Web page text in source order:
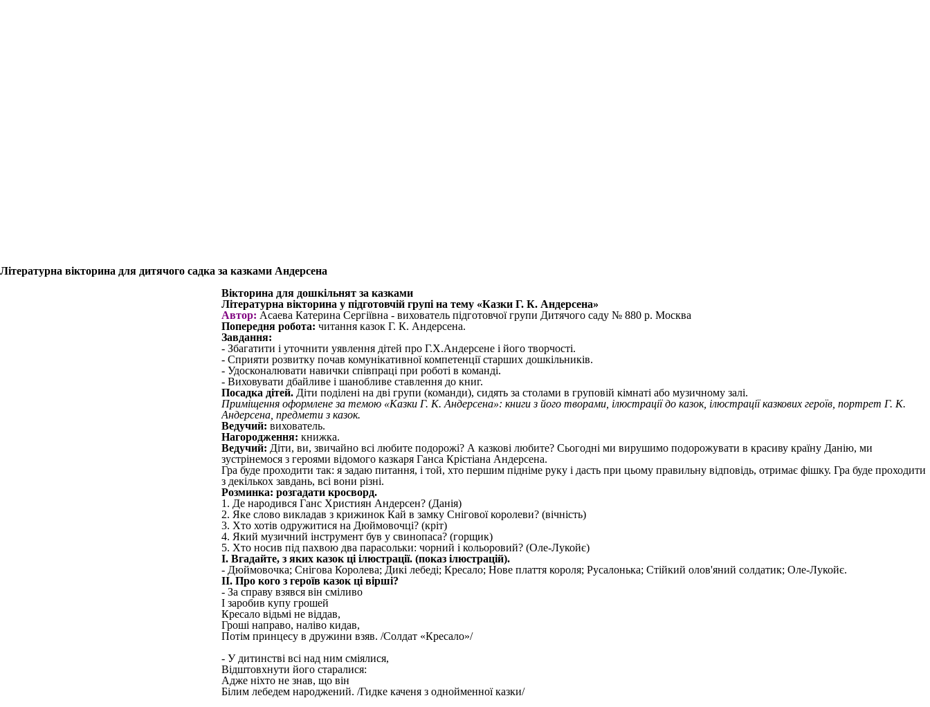
Літературна вікторина для дитячого садка за казками Андерсена
Вікторина для дошкільнят за казками
Літературна вікторина у підготовчій групі на тему «Казки Г. К. Андерсена»
Автор: Асаева Катерина Сергіївна - вихователь підготовчої групи Дитячого саду № 880 р. Москва
Попередня робота: читання казок Г. К. Андерсена.
Завдання:
- Збагатити і уточнити уявлення дітей про Г.Х.Андерсене і його творчості.
- Сприяти розвитку почав комунікативної компетенції старших дошкільників.
- Удосконалювати навички співпраці при роботі в команді.
- Виховувати дбайливе і шанобливе ставлення до книг.
Посадка дітей. Діти поділені на дві групи (команди), сидять за столами в груповій кімнаті або музичному залі.
Приміщення оформлене за темою «Казки Г. К. Андерсена»: книги з його творами, ілюстрації до казок, ілюстрації казкових героїв, портрет Г. К.
Андерсена, предмети з казок.
Ведучий: вихователь.
Нагородження: книжка.
Ведучий: Діти, ви, звичайно всі любите подорожі? А казкові любите? Сьогодні ми вирушимо подорожувати в красиву країну Данію, ми
зустрінемося з героями відомого казкаря Ганса Крістіана Андерсена.
Гра буде проходити так: я задаю питання, і той, хто першим підніме руку і дасть при цьому правильну відповідь, отримає фішку. Гра буде проходити
з декількох завдань, всі вони різні.
Розминка: розгадати кросворд.
1. Де народився Ганс Християн Андерсен? (Данія)
2. Яке слово викладав з крижинок Кай в замку Снігової королеви? (вічність)
3. Хто хотів одружитися на Дюймовочці? (кріт)
4. Який музичний інструмент був у свинопаса? (горщик)
5. Хто носив під пахвою два парасольки: чорний і кольоровий? (Оле-Лукойє)
I. Вгадайте, з яких казок ці ілюстрації. (показ ілюстрацій).
- Дюймовочка; Снігова Королева; Дикі лебеді; Кресало; Нове плаття короля; Русалонька; Стійкий олов'яний солдатик; Оле-Лукойє.
II. Про кого з героїв казок ці вірші?
- За справу взявся він сміливо
І заробив купу грошей
Кресало відьмі не віддав,
Гроші направо, наліво кидав,
Потім принцесу в дружини взяв. /Солдат «Кресало»/
- У дитинстві всі над ним сміялися,
Відштовхнути його старалися:
Адже ніхто не знав, що він
Білим лебедем народжений. /Гидке каченя з однойменної казки/